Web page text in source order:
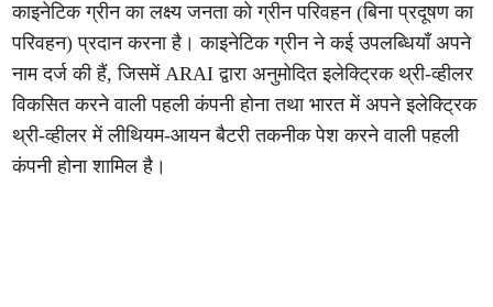
काइनेटिक ग्रीन का लक्ष्य जनता को ग्रीन परिवहन (बिना प्रदूषण का
परिवहन) प्रदान करना है। काइनेटिक ग्रीन ने कई उपलब्धियाँ अपने
नाम दर्ज की हैं, जिसमें ARAI द्वारा अनुमोदित इलेक्ट्रिक थ्री-व्हीलर
विकसित करने वाली पहली कंपनी होना तथा भारत में अपने इलेक्ट्रिक
थ्री-व्हीलर में लीथियम-आयन बैटरी तकनीक पेश करने वाली पहली
कंपनी होना शामिल है।